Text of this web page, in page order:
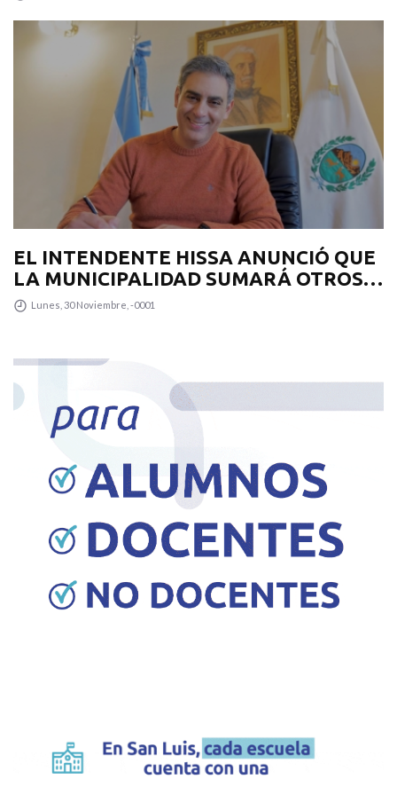
EL INTENDENTE HISSA ANUNCIÓ QUE
LA MUNICIPALIDAD SUMARÁ OTROS
12 COLECTIVOS 0KM PARA
Lunes, 30 Noviembre, -0001